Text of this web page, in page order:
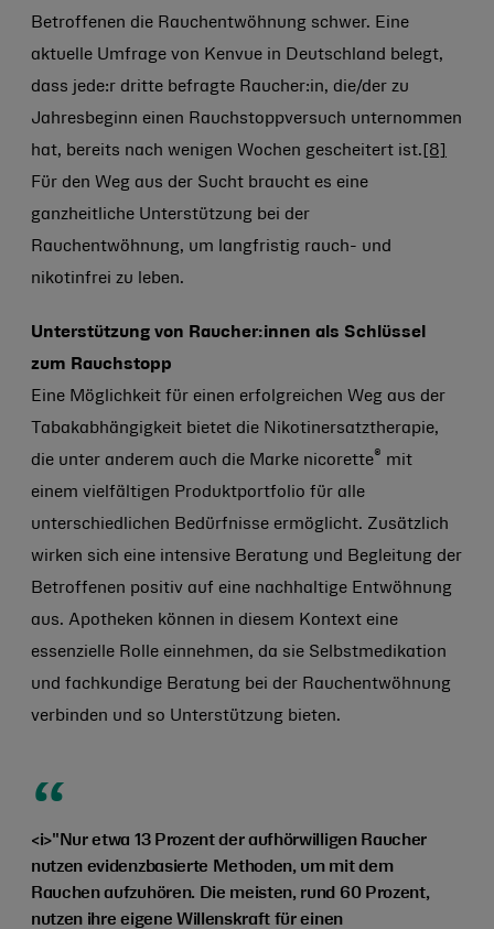
Betroffenen die Rauchentwöhnung schwer. Eine
aktuelle Umfrage von Kenvue in Deutschland belegt,
dass jede:r dritte befragte Raucher:in, die/der zu
Jahresbeginn einen Rauchstoppversuch unternommen
hat, bereits nach wenigen Wochen gescheitert ist. [8]
Für den Weg aus der Sucht braucht es eine
ganzheitliche Unterstützung bei der
Rauchentwöhnung, um langfristig rauch- und
nikotinfrei zu leben.
Unterstützung von Raucher:innen als Schlüssel
zum Rauchstopp
Eine Möglichkeit für einen erfolgreichen Weg aus der
Tabakabhängigkeit bietet die Nikotinersatztherapie,
die unter anderem auch die Marke nicorette® mit
einem vielfältigen Produktportfolio für alle
unterschiedlichen Bedürfnisse ermöglicht. Zusätzlich
wirken sich eine intensive Beratung und Begleitung der
Betroffenen positiv auf eine nachhaltige Entwöhnung
aus. Apotheken können in diesem Kontext eine
essenzielle Rolle einnehmen, da sie Selbstmedikation
und fachkundige Beratung bei der Rauchentwöhnung
verbinden und so Unterstützung bieten.
<i>"Nur etwa 13 Prozent der aufhörwilligen Raucher
nutzen evidenzbasierte Methoden, um mit dem
Rauchen aufzuhören. Die meisten, rund 60 Prozent,
nutzen ihre eigene Willenskraft für einen